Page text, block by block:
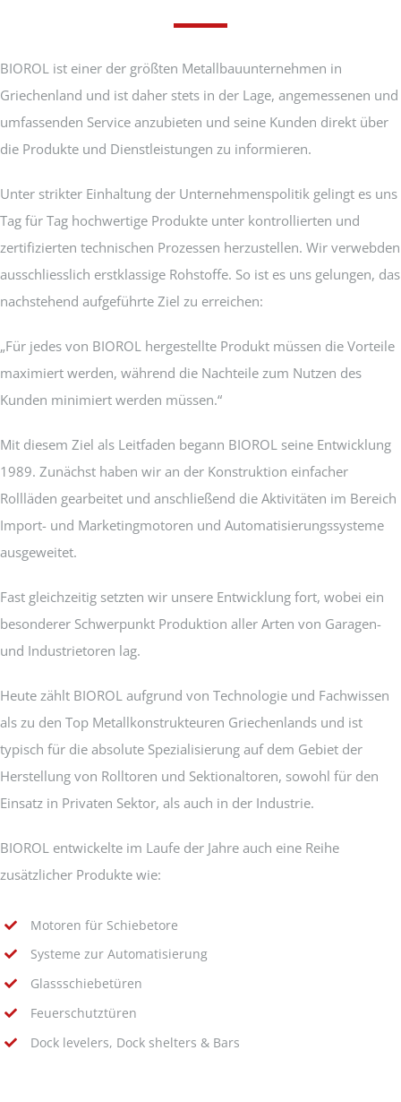
PROJEKTE
AKTUELLES
DEUTSCH
BIOROL ist einer der größten Metallbauunternehmen in
Griechenland und ist daher stets in der Lage, angemessenen und
umfassenden Service anzubieten und seine Kunden direkt über
die Produkte und Dienstleistungen zu informieren.
Unter strikter Einhaltung der Unternehmenspolitik gelingt es uns
Tag für Tag hochwertige Produkte unter kontrollierten und
zertifizierten technischen Prozessen herzustellen. Wir verwebden
ausschliesslich erstklassige Rohstoffe. So ist es uns gelungen, das
nachstehend aufgeführte Ziel zu erreichen:
„Für jedes von BIOROL hergestellte Produkt müssen die Vorteile
maximiert werden, während die Nachteile zum Nutzen des
Kunden minimiert werden müssen.“
Mit diesem Ziel als Leitfaden begann BIOROL seine Entwicklung
1989. Zunächst haben wir an der Konstruktion einfacher
Rollläden gearbeitet und anschließend die Aktivitäten im Bereich
Import- und Marketingmotoren und Automatisierungssysteme
ausgeweitet.
Fast gleichzeitig setzten wir unsere Entwicklung fort, wobei ein
besonderer Schwerpunkt Produktion aller Arten von Garagen-
und Industrietoren lag.
Heute zählt BIOROL aufgrund von Technologie und Fachwissen
als zu den Top Metallkonstrukteuren Griechenlands und ist
typisch für die absolute Spezialisierung auf dem Gebiet der
Herstellung von Rolltoren und Sektionaltoren, sowohl für den
Einsatz in Privaten Sektor, als auch in der Industrie.
BIOROL entwickelte im Laufe der Jahre auch eine Reihe
zusätzlicher Produkte wie:
Motoren für Schiebetore
Systeme zur Automatisierung
Glassschiebetüren
Feuerschutztüren
Dock levelers, Dock shelters & Bars